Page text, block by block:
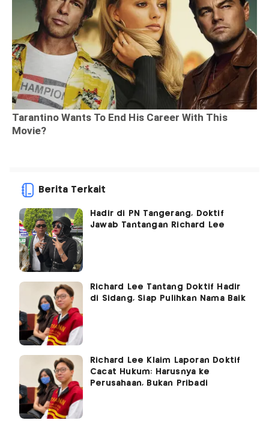
Berita Terkait
Hadir di PN Tangerang, Doktif
Jawab Tantangan Richard Lee
Richard Lee Tantang Doktif Hadir
di Sidang, Siap Pulihkan Nama Baik
Richard Lee Klaim Laporan Doktif
Cacat Hukum: Harusnya ke
Perusahaan, Bukan Pribadi